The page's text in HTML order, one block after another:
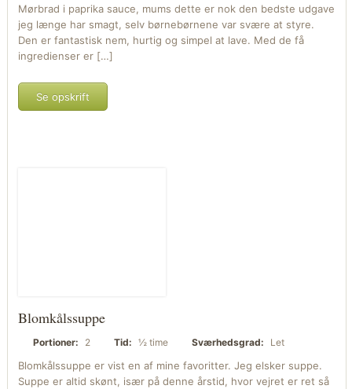
Mørbrad i paprika sauce, mums dette er nok den bedste udgave
jeg længe har smagt, selv børnebørnene var svære at styre.
Den er fantastisk nem, hurtig og simpel at lave. Med de få
ingredienser er […]
Se opskrift
Blomkålssuppe
Portioner: 2 Tid: ½ time Sværhedsgrad: Let
Blomkålssuppe er vist en af mine favoritter. Jeg elsker suppe.
Suppe er altid skønt, især på denne årstid, hvor vejret er ret så